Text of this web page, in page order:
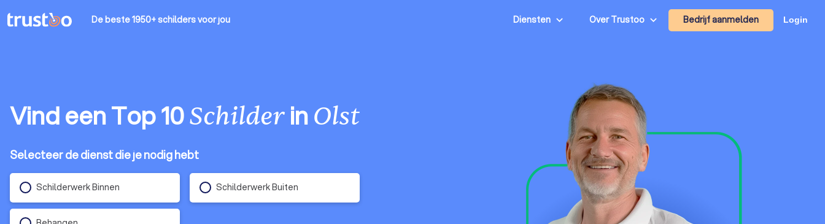
De beste 1950+ schildersvoor jou Diensten Over Trustoo Bedrijf aanmelden Login
Vind een Top 10SchilderinOlst
Selecteer de dienst die je nodig hebt
Schilderwerk Binnen Schilderwerk Buiten